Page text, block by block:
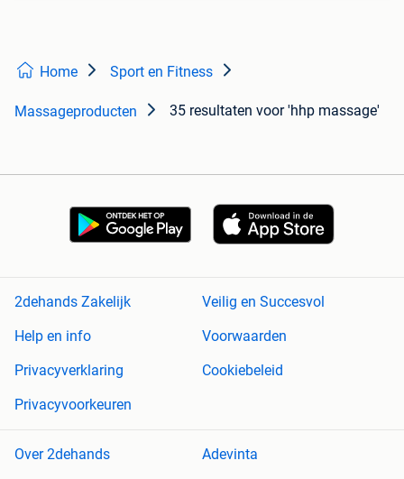
Home Sport en Fitness
Massageproducten 35 resultaten voor 'hhp massage'
2dehands Zakelijk
Veilig en Succesvol
Help en info
Voorwaarden
Privacyverklaring
Cookiebeleid
Privacyvoorkeuren
Over 2dehands Adevinta